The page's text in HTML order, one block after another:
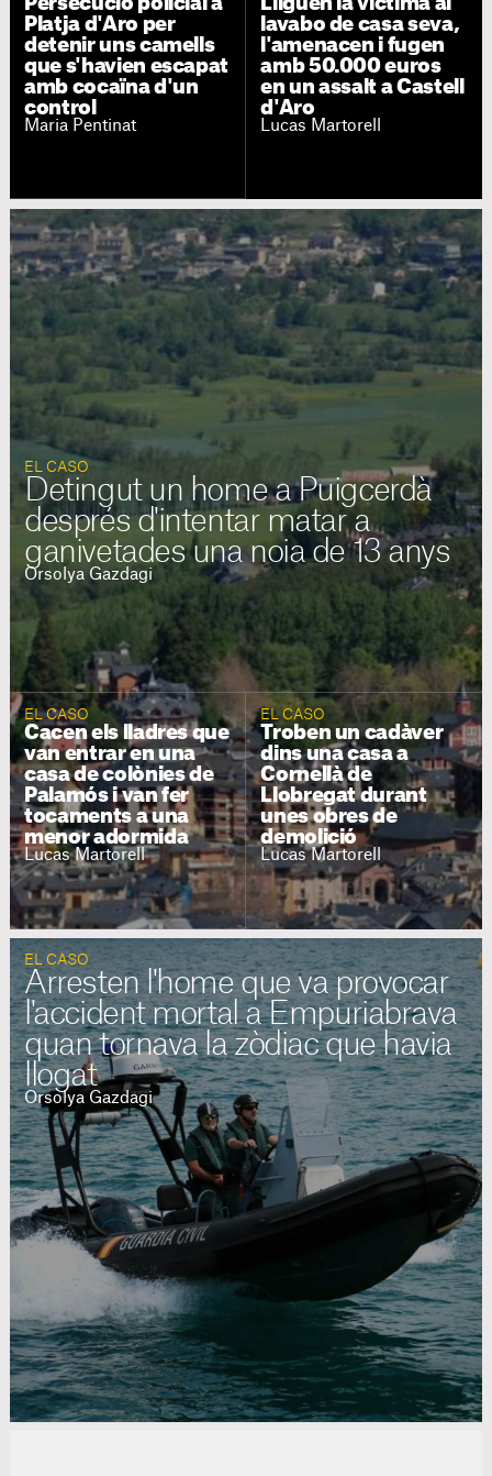
Platja d'Aro per
detenir uns camells
que s'havien escapat
amb cocaïna d'un
control
Maria Pentinat
lavabo de casa seva,
l'amenacen i fugen
amb 50.000 euros
en un assalt a Castell
d'Aro
Lucas Martorell
EL CASO
Detingut un home a Puigcerdà
després d'intentar matar a
ganivetades una noia de 13 anys
Orsolya Gazdagi
EL CASO
Cacen els lladres que
van entrar en una
casa de colònies de
Palamós i van fer
tocaments a una
menor adormida
Lucas Martorell
EL CASO
Troben un cadàver
dins una casa a
Cornellà de
Llobregat durant
unes obres de
demolició
Lucas Martorell
EL CASO
Arresten l'home que va provocar
l'accident mortal a Empuriabrava
quan tornava la zòdiac que havia
llogat
Orsolya Gazdagi